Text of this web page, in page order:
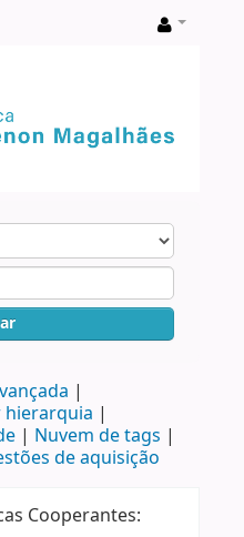
hierarquia
Nuvem de tags
de aquisição
Cooperantes: